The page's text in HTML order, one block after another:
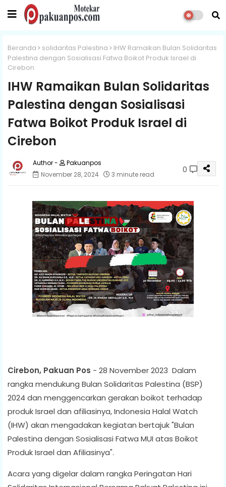
Beranda solidaritas Palestina
IHW Ramaikan Bulan Solidaritas
Palestina dengan Sosialisasi Fatwa Boikot Produk Israel di
Cirebon
IHW Ramaikan Bulan Solidaritas
Palestina dengan Sosialisasi
Fatwa Boikot Produk Israel di
Cirebon
Pakuanpos
November 28, 2024
3 minute read 0
Cirebon, Pakuan Pos - 28 November 2023 Dalam
rangka mendukung Bulan Solidaritas Palestina (BSP)
2024 dan menggencarkan gerakan boikot terhadap
produk Israel dan afiliasinya, Indonesia Halal Watch
(IHW) akan mengadakan kegiatan bertajuk "Bulan
Palestina dengan Sosialisasi Fatwa MUI atas Boikot
Produk Israel dan Afiliasinya".
Acara yang digelar dalam rangka Peringatan Hari